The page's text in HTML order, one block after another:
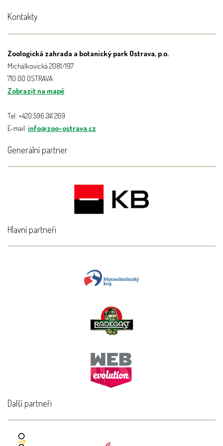
Kontakty
Zoologická zahrada a botanický park Ostrava, p.o.
Michálkovická 2081/197
710 00 OSTRAVA
Zobrazit na mapě
Tel: +420 596 241 269
E-mail: info@zoo-ostrava.cz
Generální partner
Hlavní partneři
Další partneři